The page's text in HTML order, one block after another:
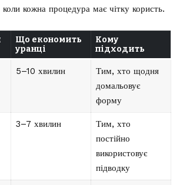
коли кожна процедура має чітку користь.
Що економить
уранці
Кому
підходить
5–10 хвилин
Тим, хто щодня
домальовує
форму
3–7 хвилин
Тим, хто
постійно
використовує
підводку